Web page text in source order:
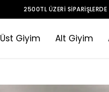
2500TL ÜZERI
Üst Giyim Alt Giyim